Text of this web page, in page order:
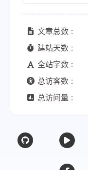
文章总数 :
建站天数 :
全站字数 :
总访客数 :
总访问量 :